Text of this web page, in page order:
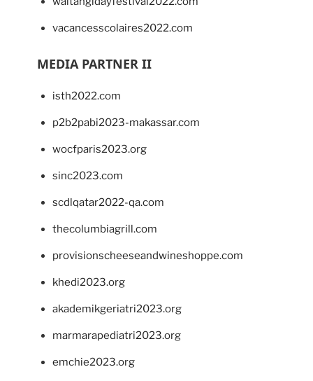
vacancesscolaires2022.com
MEDIA PARTNER II
isth2022.com
p2b2pabi2023-makassar.com
wocfparis2023.org
sinc2023.com
scdlqatar2022-qa.com
thecolumbiagrill.com
provisionscheeseandwineshoppe.com
khedi2023.org
akademikgeriatri2023.org
marmarapediatri2023.org
emchie2023.org